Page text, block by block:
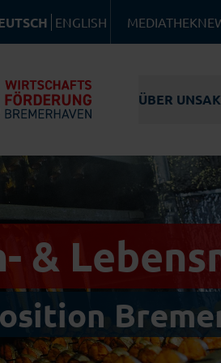
ENGLISH MEDIATHEK
ÜBER UNS
TEAM
EFRE
&